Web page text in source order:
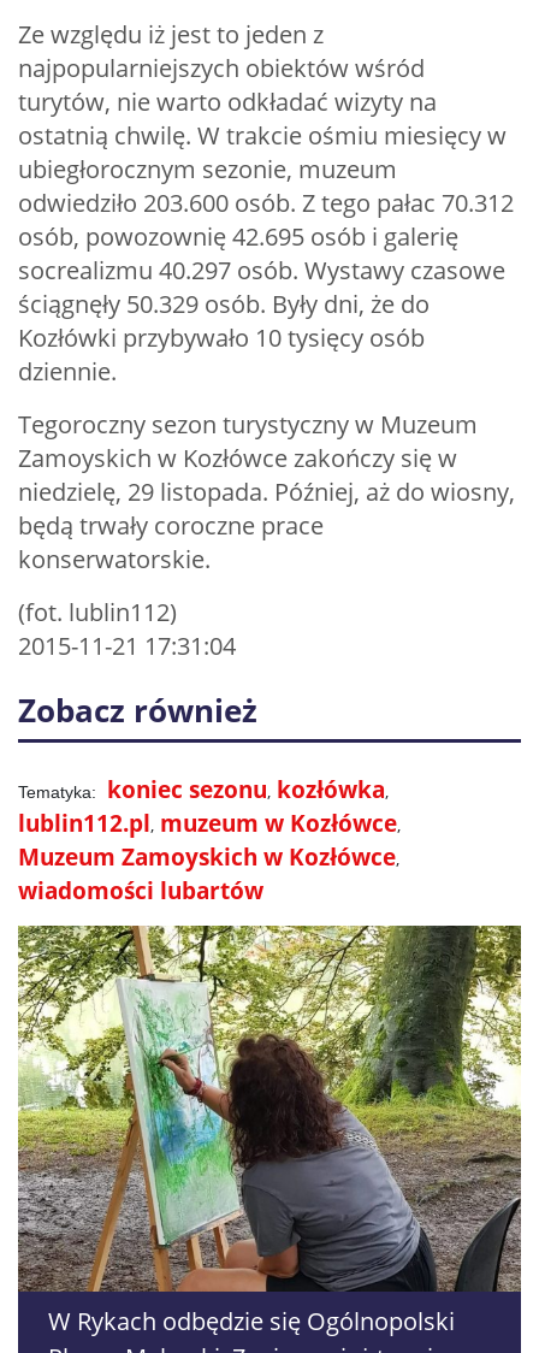
Ze względu iż jest to jeden z
najpopularniejszych obiektów wśród
turytów, nie warto odkładać wizyty na
ostatnią chwilę. W trakcie ośmiu miesięcy w
ubiegłorocznym sezonie, muzeum
odwiedziło 203.600 osób. Z tego pałac 70.312
osób, powozownię 42.695 osób i galerię
socrealizmu 40.297 osób. Wystawy czasowe
ściągnęły 50.329 osób. Były dni, że do
Kozłówki przybywało 10 tysięcy osób
dziennie.
Tegoroczny sezon turystyczny w Muzeum
Zamoyskich w Kozłówce zakończy się w
niedzielę, 29 listopada. Później, aż do wiosny,
będą trwały coroczne prace
konserwatorskie.
(fot. lublin112)
2015-11-21 17:31:04
Zobacz również
koniec sezonu kozłówka
lublin112.pl muzeum w Kozłówce
Muzeum Zamoyskich w Kozłówce
wiadomości lubartów
W Rykach odbędzie się Ogólnopolski